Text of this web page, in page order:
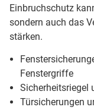
Einbruchschutz
sondern auch das
stärken.
Fenstergriffe
Sicherheitsriegel
Türsicherungen